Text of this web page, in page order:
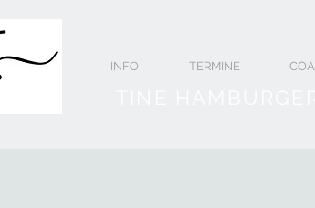
INFO TERMINE